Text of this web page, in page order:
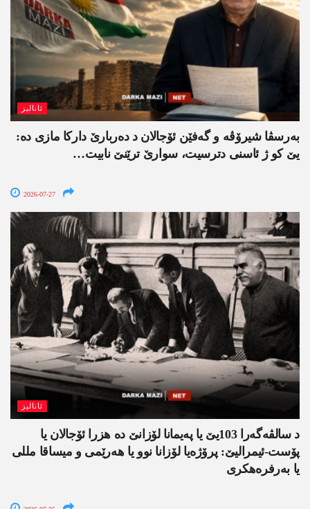
ئانالیز
بەرسڤا شیرۆڤە و گەفێن ئۆجالان د دەربارێ دارکا مازی دە:
یێ کو ژ ئاسنی دترسیت، سوارێ ترێنێ نابیت…
2026-07-27
ئانالیز
د سالڤەگەرا 103یێ یا پەیمانا لۆزانێ دە هزرا ئۆجالان یا
پۆست-ئیمرالیێ: پرۆژەیا لۆزانا نوو یا ھەرێمی و میساقا مللی
یا بەرفرەھکری